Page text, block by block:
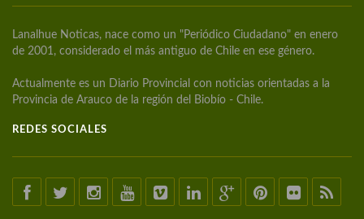
Lanalhue Noticas, nace como un "Periódico Ciudadano" en enero
de 2001, considerado el más antiguo de Chile en ese género.
Actualmente es un Diario Provincial con noticias orientadas a la
Provincia de Arauco de la región del Biobío - Chile.
REDES SOCIALES